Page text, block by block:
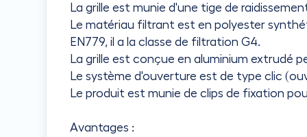
La grille est munie d'une tige de
Le matériau filtrant est en polyester
EN779, il a la classe de filtration G4.
La grille est conçue en aluminium extrudé
Le système d'ouverture est de type clic
Le produit est munie de clips de fixation
Avantages :